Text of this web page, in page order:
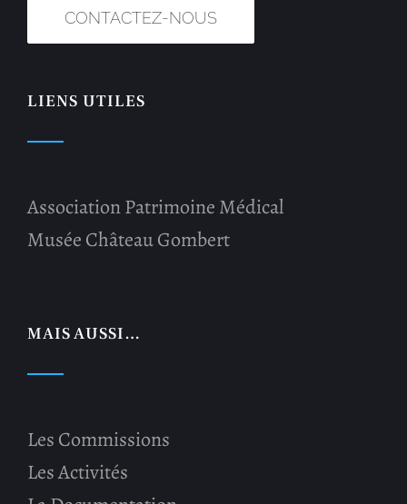
CONTACTEZ-NOUS
LIENS UTILES
Association Patrimoine Médical
Musée Château Gombert
MAIS AUSSI…
Les Commissions
Les Activités